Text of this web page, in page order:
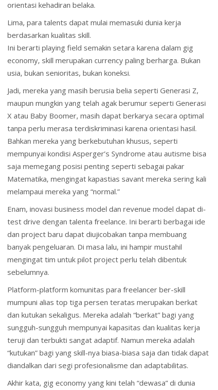
orientasi kehadiran belaka.
Lima, para talents dapat mulai memasuki dunia kerja
berdasarkan kualitas skill.
Ini berarti playing field semakin setara karena dalam gig
economy, skill merupakan currency paling berharga. Bukan
usia, bukan senioritas, bukan koneksi.
Jadi, mereka yang masih berusia belia seperti Generasi Z,
maupun mungkin yang telah agak berumur seperti Generasi
X atau Baby Boomer, masih dapat berkarya secara optimal
tanpa perlu merasa terdiskriminasi karena orientasi hasil.
Bahkan mereka yang berkebutuhan khusus, seperti
mempunyai kondisi Asperger’s Syndrome atau autisme bisa
saja memegang posisi penting seperti sebagai pakar
Matematika, mengingat kapastias savant mereka sering kali
melampaui mereka yang “normal.”
Enam, inovasi business model dan revenue model dapat di-
test drive dengan talenta freelance. Ini berarti berbagai ide
dan project baru dapat diujicobakan tanpa membuang
banyak pengeluaran. Di masa lalu, ini hampir mustahil
mengingat tim untuk pilot project perlu telah dibentuk
sebelumnya.
Platform-platform komunitas para freelancer ber-skill
mumpuni alias top tiga persen teratas merupakan berkat
dan kutukan sekaligus. Mereka adalah “berkat” bagi yang
sungguh-sungguh mempunyai kapasitas dan kualitas kerja
teruji dan terbukti sangat adaptif. Namun mereka adalah
“kutukan” bagi yang skill-nya biasa-biasa saja dan tidak dapat
diandalkan dari segi profesionalisme dan adaptabilitas.
Akhir kata, gig economy yang kini telah “dewasa” di dunia